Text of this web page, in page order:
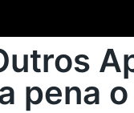
pena